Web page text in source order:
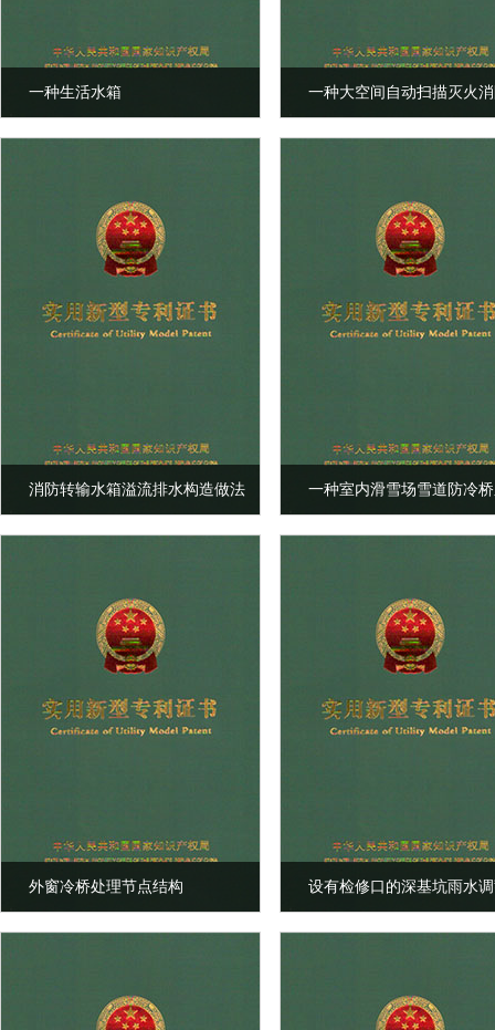
一种生活水箱 一种大空间自动扫描灭火
统
消防转输水箱溢流排水构造做法 一种室内滑雪场雪道防冷
外窗冷桥处理节点结构 设有检修口的深基坑雨水